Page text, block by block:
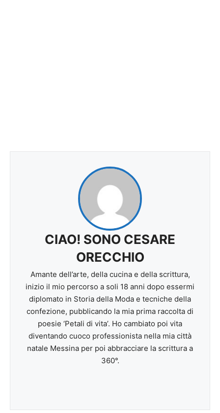
CIAO! SONO CESARE
ORECCHIO
Amante dell’arte, della cucina e della scrittura,
inizio il mio percorso a soli 18 anni dopo essermi
diplomato in Storia della Moda e tecniche della
confezione, pubblicando la mia prima raccolta di
poesie ‘Petali di vita’. Ho cambiato poi vita
diventando cuoco professionista nella mia città
natale Messina per poi abbracciare la scrittura a
360°.